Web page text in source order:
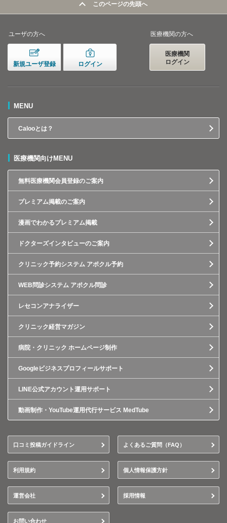
このページの先頭へ
ユーザの方へ
新規ユーザ登録 ログイン
医療機関の方へ
医療機関
ログイン
MENU
Calooとは？
医療機関向けMENU
無料医療機関会員登録のご案内
プレミアム掲載のご案内
漫画でわかるプレミアム掲載
ドクターズインタビューのご案内
クリニック予約システム アポクル予約
WEB問診システム アポクル問診
レセコンアナライザー
クリニック経営マガジン
病院・クリニック ホームページ制作
Googleビジネスプロフィールサポート
LINE公式アカウント運用サポート
動画制作・YouTube運用代行サービス MedTube
口コミ投稿ガイドライン よくあるご質問（FAQ）
利用規約 個人情報保護方針
運営会社 採用情報
お問い合わせ